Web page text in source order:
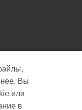
Вы
или
в